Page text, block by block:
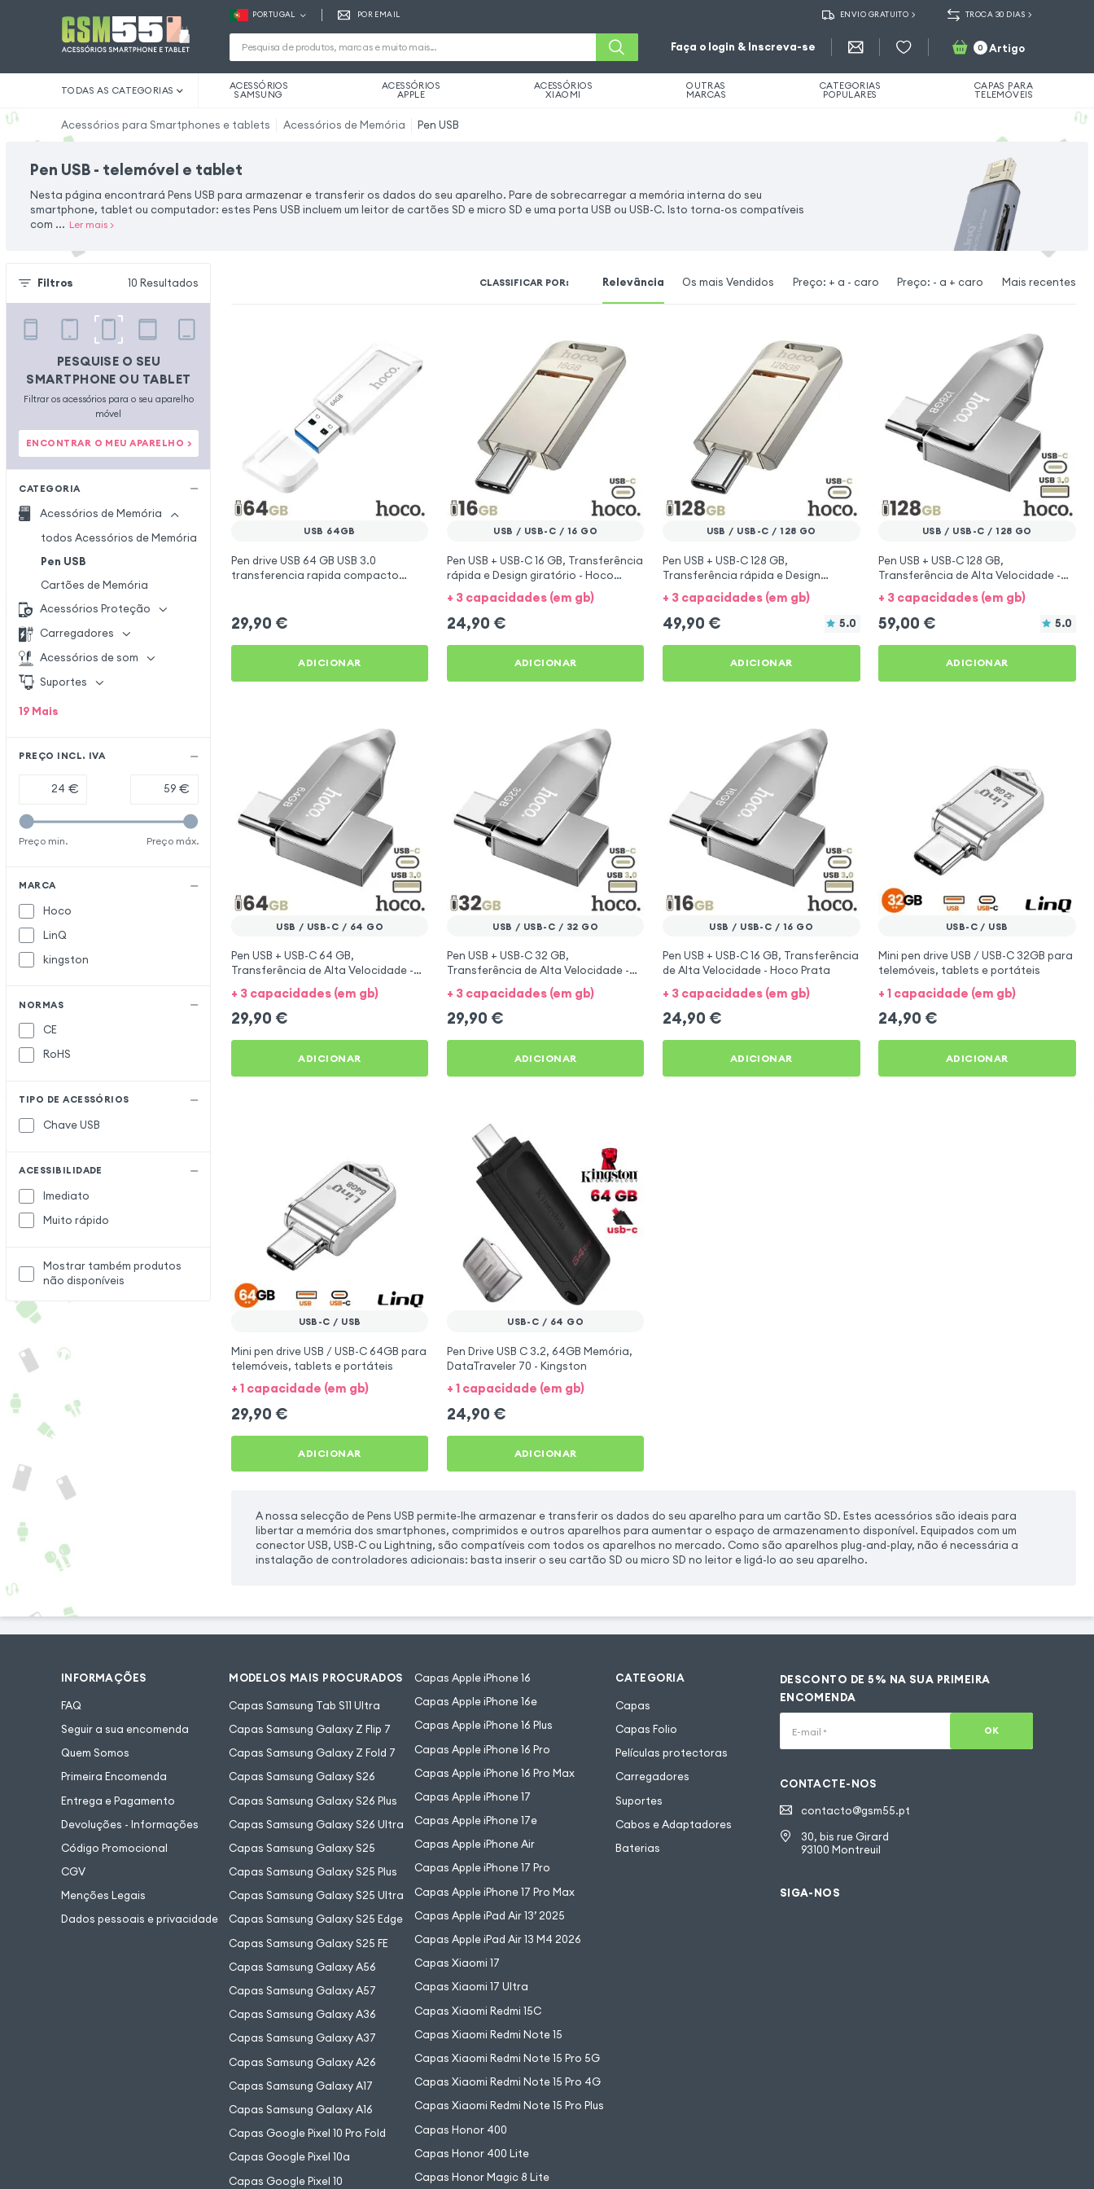
PORTUGAL POR EMAIL ENVIO GRATUITO TROCA 30 DIAS
Faça o login & Inscreva-se 0 Artigo
TODAS AS CATEGORIAS ACESSÓRIOS
SAMSUNG
ACESSÓRIOS
APPLE
ACESSÓRIOS
XIAOMI
OUTRAS
MARCAS
CATEGORIAS
POPULARES
CAPAS PARA
TELEMÓVEIS
Acessórios para Smartphones e tablets Acessórios de Memória Pen USB
Pen USB - telemóvel e tablet
Nesta página encontrará Pens USB para armazenar e transferir os dados do seu aparelho. Pare de sobrecarregar a memória interna do seu
smartphone, tablet ou computador: estes Pens USB incluem um leitor de cartões SD e micro SD e uma porta USB ou USB-C. Isto torna-os compatíveis
com ... Ler mais>
Filtros 10 Resultados
PESQUISE O SEU
SMARTPHONE OU TABLET
Filtrar os acessórios para o seu aparelho
móvel
ENCONTRAR O MEU APARELHO >
CATEGORIA
Acessórios de Memória
todos Acessórios de Memória
Pen USB
Cartões de Memória
Acessórios Proteção
Carregadores
Acessórios de som
Suportes
19 Mais
PREÇO INCL. IVA
€ €
Preço min. Preço máx.
MARCA
Hoco
LinQ
kingston
NORMAS
CE
RoHS
TIPO DE ACESSÓRIOS
Chave USB
ACESSIBILIDADE
Imediato
Muito rápido
Mostrar também produtos
não disponíveis
CLASSIFICAR POR: Relevância Os mais Vendidos Preço: + a - caro Preço: - a + caro Mais recentes
USB 64GB
Pen drive USB 64 GB USB 3.0
transferencia rapida compacto
29,90 €
ADICIONAR
USB / USB-C / 16 GO
Pen USB + USB-C 16 GB, Transferência
rápida e Design giratório - Hoco
Prata
+ 3 capacidades (em gb)
24,90 €
ADICIONAR
USB / USB-C / 128 GO
Pen USB + USB-C 128 GB,
Transferência rápida e Design
giratório - Hoco Prata
+ 3 capacidades (em gb)
49,90 € 5.0
ADICIONAR
USB / USB-C / 128 GO
Pen USB + USB-C 128 GB,
Transferência de Alta Velocidade -
Hoco Prata
+ 3 capacidades (em gb)
59,00 € 5.0
ADICIONAR
USB / USB-C / 64 GO
Pen USB + USB-C 64 GB,
Transferência de Alta Velocidade -
Hoco Prata
+ 3 capacidades (em gb)
29,90 €
ADICIONAR
USB / USB-C / 32 GO
Pen USB + USB-C 32 GB,
Transferência de Alta Velocidade -
Hoco Prata
+ 3 capacidades (em gb)
29,90 €
ADICIONAR
USB / USB-C / 16 GO
Pen USB + USB-C 16 GB, Transferência
de Alta Velocidade - Hoco Prata
+ 3 capacidades (em gb)
24,90 €
ADICIONAR
USB-C / USB
Mini pen drive USB / USB-C 32GB para
telemóveis, tablets e portáteis
+ 1 capacidade (em gb)
24,90 €
ADICIONAR
USB-C / USB
Mini pen drive USB / USB-C 64GB para
telemóveis, tablets e portáteis
+ 1 capacidade (em gb)
29,90 €
ADICIONAR
USB-C / 64 GO
Pen Drive USB C 3.2, 64GB Memória,
DataTraveler 70 - Kingston
+ 1 capacidade (em gb)
24,90 €
ADICIONAR
A nossa selecção de Pens USB permite-lhe armazenar e transferir os dados do seu aparelho para um cartão SD. Estes acessórios são ideais para
libertar a memória dos smartphones, comprimidos e outros aparelhos para aumentar o espaço de armazenamento disponível. Equipados com um
conector USB, USB-C ou Lightning, são compatíveis com todos os aparelhos no mercado. Como são aparelhos plug-and-play, não é necessária a
instalação de controladores adicionais: basta inserir o seu cartão SD ou micro SD no leitor e ligá-lo ao seu aparelho.
INFORMAÇÕES
FAQ
Seguir a sua encomenda
Quem Somos
Primeira Encomenda
Entrega e Pagamento
Devoluções - Informações
Código Promocional
CGV
Menções Legais
Dados pessoais e privacidade
MODELOS MAIS PROCURADOS
Capas Samsung Tab S11 Ultra
Capas Samsung Galaxy Z Flip 7
Capas Samsung Galaxy Z Fold 7
Capas Samsung Galaxy S26
Capas Samsung Galaxy S26 Plus
Capas Samsung Galaxy S26 Ultra
Capas Samsung Galaxy S25
Capas Samsung Galaxy S25 Plus
Capas Samsung Galaxy S25 Ultra
Capas Samsung Galaxy S25 Edge
Capas Samsung Galaxy S25 FE
Capas Samsung Galaxy A56
Capas Samsung Galaxy A57
Capas Samsung Galaxy A36
Capas Samsung Galaxy A37
Capas Samsung Galaxy A26
Capas Samsung Galaxy A17
Capas Samsung Galaxy A16
Capas Google Pixel 10 Pro Fold
Capas Google Pixel 10a
Capas Google Pixel 10
Capas Apple iPhone 16
Capas Apple iPhone 16e
Capas Apple iPhone 16 Plus
Capas Apple iPhone 16 Pro
Capas Apple iPhone 16 Pro Max
Capas Apple iPhone 17
Capas Apple iPhone 17e
Capas Apple iPhone Air
Capas Apple iPhone 17 Pro
Capas Apple iPhone 17 Pro Max
Capas Apple iPad Air 13’ 2025
Capas Apple iPad Air 13 M4 2026
Capas Xiaomi 17
Capas Xiaomi 17 Ultra
Capas Xiaomi Redmi 15C
Capas Xiaomi Redmi Note 15
Capas Xiaomi Redmi Note 15 Pro 5G
Capas Xiaomi Redmi Note 15 Pro 4G
Capas Xiaomi Redmi Note 15 Pro Plus
Capas Honor 400
Capas Honor 400 Lite
Capas Honor Magic 8 Lite
CATEGORIA
Capas
Capas Folio
Películas protectoras
Carregadores
Suportes
Cabos e Adaptadores
Baterias
DESCONTO DE 5% NA SUA PRIMEIRA
ENCOMENDA
E-mail * OK
CONTACTE-NOS
contacto@gsm55.pt
30, bis rue Girard
93100 Montreuil
SIGA-NOS